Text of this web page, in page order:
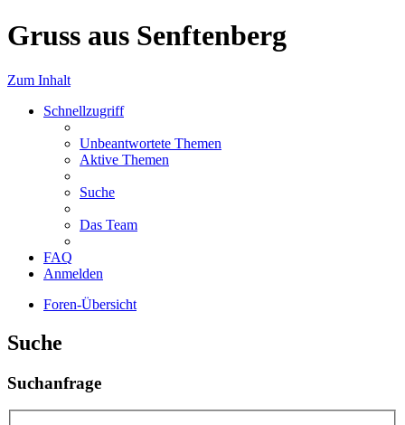
Gruss aus Senftenberg
Zum Inhalt
Schnellzugriff
Unbeantwortete Themen
Aktive Themen
Suche
Das Team
FAQ
Anmelden
Foren-Übersicht
Suche
Suchanfrage